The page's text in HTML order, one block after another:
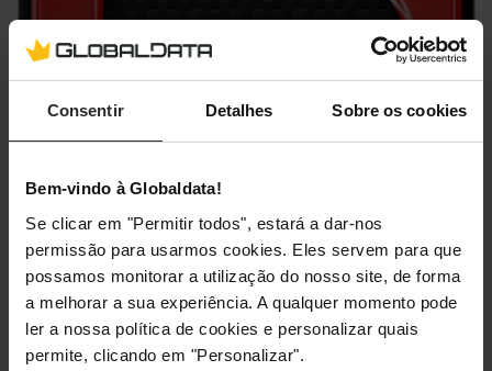
Consentir Detalhes Sobre os cookies
Bem-vindo à Globaldata!
Se clicar em "Permitir todos", estará a dar-nos
permissão para usarmos cookies. Eles servem para que
possamos monitorar a utilização do nosso site, de forma
a melhorar a sua experiência. A qualquer momento pode
ler a nossa política de cookies e personalizar quais
permite, clicando em "Personalizar".